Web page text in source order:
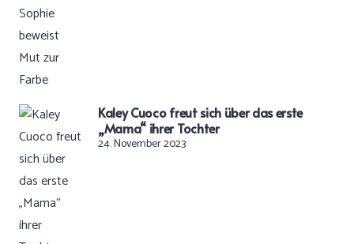
Kaley Cuoco freut sich über das erste
„Mama“ ihrer Tochter
24. November 2023